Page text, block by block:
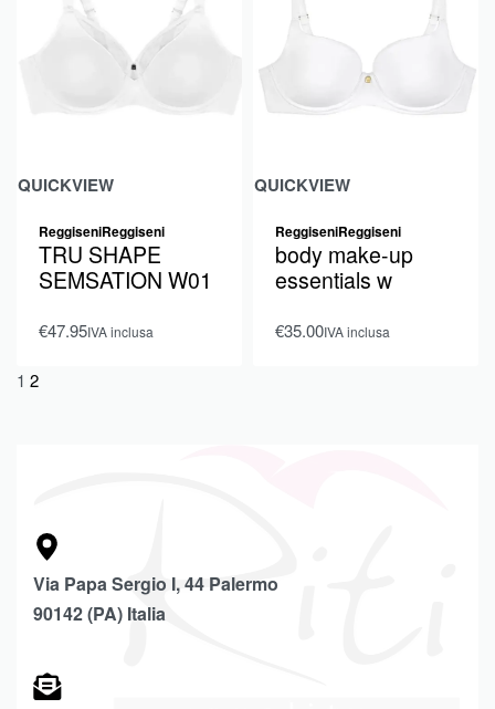
QUICKVIEW
ReggiseniReggiseni
TRU SHAPE
SEMSATION W01
€47.95IVA inclusa
QUICKVIEW
ReggiseniReggiseni
body make-up
essentials w
€35.00IVA inclusa
1 2
Via Papa Sergio I, 44 Palermo
90142 (PA) Italia